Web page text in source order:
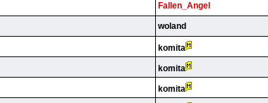
Fallen_Angel
woland
komita
komita
komita